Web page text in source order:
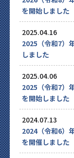
を開始しました
2025.04.16
2025（令和7）
しました
2025.04.06
2025（令和7）
を開始しました
2024.07.13
2024（令和6）
を開催しました